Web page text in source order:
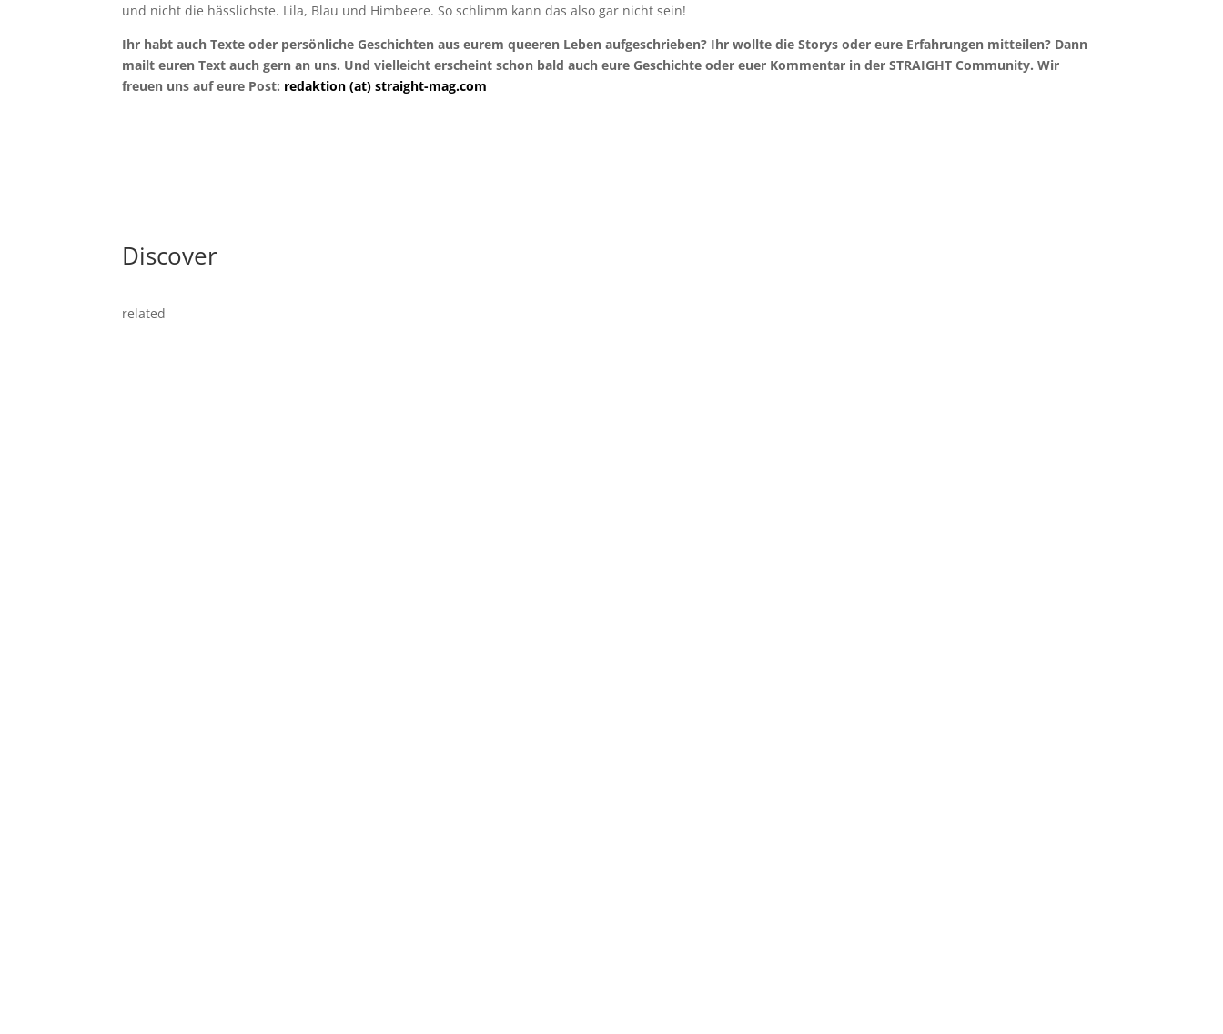
und nicht die hässlichste. Lila, Blau und Himbeere. So schlimm kann das also gar nicht sein!
Ihr habt auch Texte oder persönliche Geschichten aus eurem queeren Leben aufgeschrieben? Ihr wollte die Storys oder eure Erfahrungen mitteilen? Dann
mailt euren Text auch gern an uns. Und vielleicht erscheint schon bald auch eure Geschichte oder euer Kommentar in der STRAIGHT Community. Wir
freuen uns auf eure Post: redaktion (at) straight-mag.com
Discover
related